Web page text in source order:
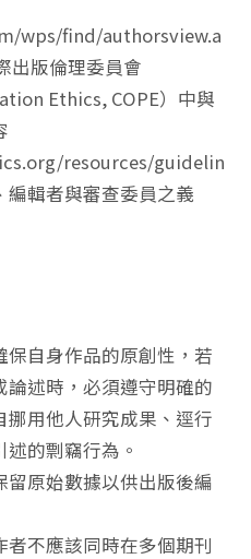
wps/find/authorsview.a
版倫理委員會
Ethics, COPE）中與
resources/guidelin
編輯者與審查委員之義
保自身作品的原創性，若
述時，必須遵守明確的
用他人研究成果、逕行
的剽竊行為。
留原始數據以供出版後編
者不應該同時在多個期刊